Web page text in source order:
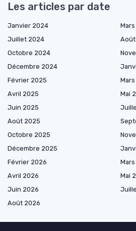
Les articles par date
Janvier 2024
Juillet 2024
Octobre 2024
Décembre 2024
Février 2025
Avril 2025
Mai
Juin 2025
Août 2025
Octobre 2025
Décembre 2025
Février 2026
Avril 2026
Mai
Juin 2026
Août 2026